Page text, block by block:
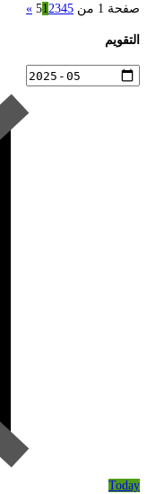
صفحة 1 من 5 1 2345
»
التقويم
Today